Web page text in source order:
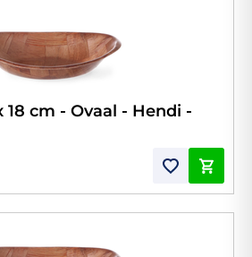
18 cm - Ovaal - Hendi -